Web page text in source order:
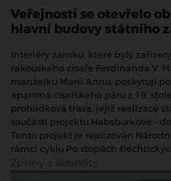
Veřejnosti se otevřelo
hlavní budovy státního
Interiéry zámku, které byly
rakouského císaře Ferdinanda V.
manželku Marii Annu, poskytují
apartmá císařského páru z 19.
prohlídková trasa, jejíž realizace
součástí projektu Habsburkové –
Tento projekt je realizován
rámci cyklu Po stopách